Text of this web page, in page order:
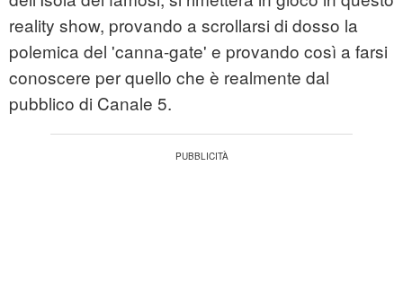
reality show, provando a scrollarsi di dosso la
polemica del 'canna-gate' e provando così a farsi
conoscere per quello che è realmente dal
pubblico di Canale 5.